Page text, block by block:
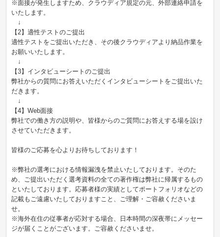
※面接が発生しますため、クラウディア規定の元、外部連絡申請を
いたします。
↓
【2】適性テストのご提出
適性テストをご提出いただき、その後クラウディアより納品作業を
お願いいたします。
↓
【3】インタビューシートのご提出
弊社からの質問にお答えいただくインタビューシートをご提出いた
だきます。
↓
【4】Web面接
弊社での働き方の説明や、皆様からのご質問にお答えする場を設け
させていただきます。
皆様のご応募を心よりお待ちしております！
※弊社の選考における情報漏洩を禁止いたしております。そのた
め、ご提出いただく選考資料の全ての著作権は弊社に帰属するもの
といたしております。応募者様の実績としてポートフォリオなどの
記載もご遠慮いたしておりますこと、ご理解・ご容赦くださいま
せ。
※海外在住の従事者が応対する場合、日本時間の深夜帯にメッセー
ジが届くことがございます。ご容赦くださいませ。